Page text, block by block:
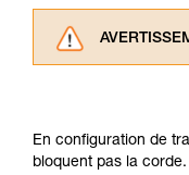
informations
pouvoir
En configuration de
bloquent pas la